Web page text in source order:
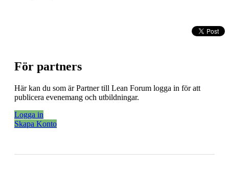
För partners
Här kan du som är Partner till Lean Forum logga in för att
publicera evenemang och utbildningar.
Logga in
Skapa Konto